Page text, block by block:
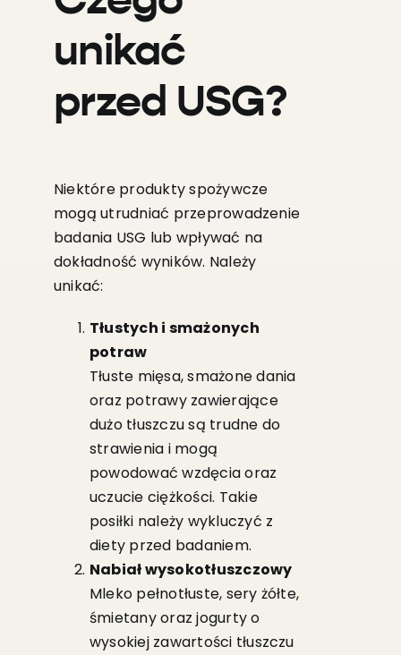
unikać
przed USG?
Niektóre produkty spożywcze
mogą utrudniać przeprowadzenie
badania USG lub wpływać na
dokładność wyników. Należy
unikać:
Tłustych i smażonych
potraw
Tłuste mięsa, smażone dania
oraz potrawy zawierające
dużo tłuszczu są trudne do
strawienia i mogą
powodować wzdęcia oraz
uczucie ciężkości. Takie
posiłki należy wykluczyć z
diety przed badaniem.
Nabiał wysokotłuszczowy
Mleko pełnotłuste, sery żółte,
śmietany oraz jogurty o
wysokiej zawartości tłuszczu